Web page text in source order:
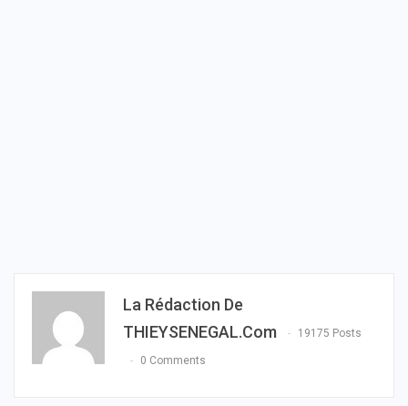
La Rédaction De
THIEYSENEGAL.com
19175 Posts
0 Comments